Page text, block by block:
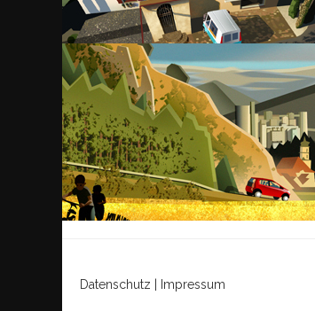
Datenschutz Impressum